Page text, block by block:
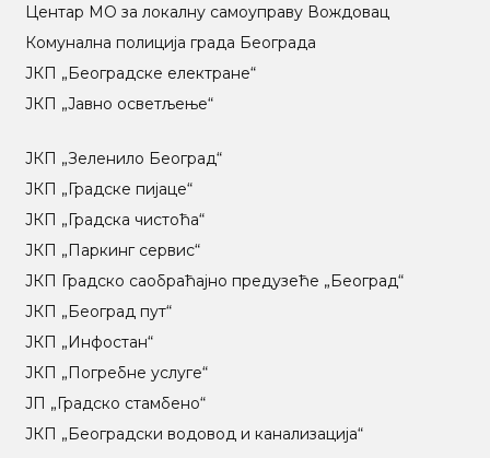
Центар МO за локалну самоуправу Вождовац
Комунална полиција града Београда
ЈКП „Београдске електране“
ЈКП „Јавно осветљење“
ЈКП „Зеленило Београд“
ЈКП „Градске пијаце“
ЈКП „Градска чистоћа“
ЈКП „Паркинг сервис“
ЈКП Градско саобраћајно предузеће „Београд“
ЈКП „Београд пут“
ЈКП „Инфостан“
ЈКП „Погребне услуге“
ЈП „Градско стамбено“
ЈКП „Београдски водовод и канализација“